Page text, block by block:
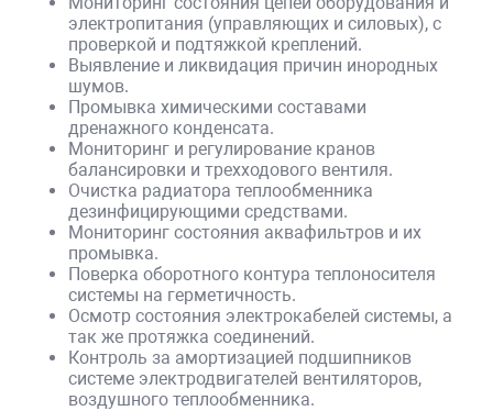
электропитания (управляющих и силовых), с
проверкой и подтяжкой креплений.
Выявление и ликвидация причин инородных
шумов.
Промывка химическими составами
дренажного конденсата.
Мониторинг и регулирование кранов
балансировки и трехходового вентиля.
Очистка радиатора теплообменника
дезинфицирующими средствами.
Мониторинг состояния аквафильтров и их
промывка.
Поверка оборотного контура теплоносителя
системы на герметичность.
Осмотр состояния электрокабелей системы, а
так же протяжка соединений.
Контроль за амортизацией подшипников
системе электродвигателей вентиляторов,
воздушного теплообменника.